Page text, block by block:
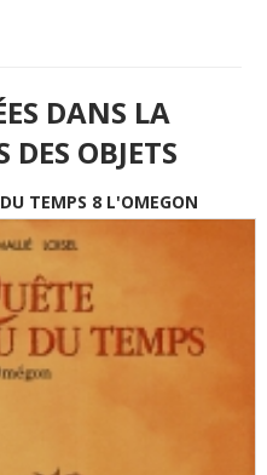
DANS LA
DES OBJETS
TEMPS 8 L'OMEGON